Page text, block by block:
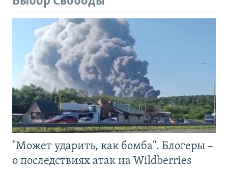
"Может ударить, как бомба". Блогеры –
о последствиях атак на Wildberries